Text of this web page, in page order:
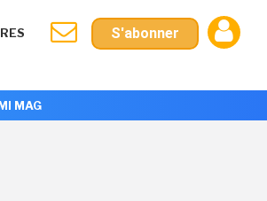
S'abonner
MAG